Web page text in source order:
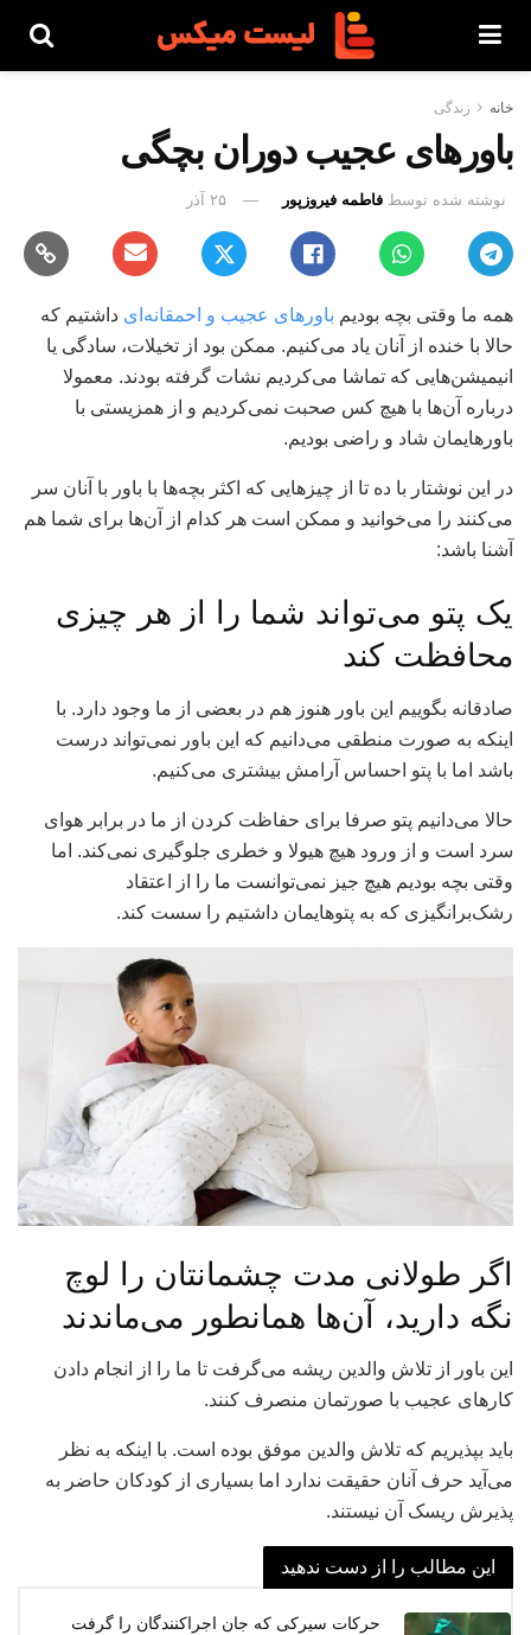
خانه زندگی
باورهای عجیب دوران بچگی
نوشته شده توسط فاطمه فیروزپور ۲۵ آذر
همه ما وقتی بچه بودیم باورهای عجیب و احمقانه‌ای داشتیم که
حالا با خنده از آنان یاد می‌کنیم. ممکن بود از تخیلات، سادگی یا
انیمیشن‌هایی که تماشا می‌کردیم نشات گرفته بودند. معمولا
درباره آن‌ها با هیچ کس صحبت نمی‌کردیم و از همزیستی با
باورهایمان شاد و راضی بودیم.
در این نوشتار با ده تا از چیزهایی که اکثر بچه‌ها با باور با آنان سر
می‌کنند را می‌خوانید و ممکن است هر کدام از آن‌ها برای شما هم
آشنا باشد:
یک پتو می‌تواند شما را از هر چیزی
محافظت کند
صادقانه بگوییم این باور هنوز هم در بعضی از ما وجود دارد. با
اینکه به صورت منطقی می‌دانیم که این باور نمی‌تواند درست
باشد اما با پتو احساس آرامش بیشتری می‌کنیم.
حالا می‌دانیم پتو صرفا برای حفاظت کردن از ما در برابر هوای
سرد است و از ورود هیچ هیولا و خطری جلوگیری نمی‌کند. اما
وقتی بچه بودیم هیچ جیز نمی‌توانست ما را از اعتقاد
رشک‌برانگیزی که به پتوهایمان داشتیم را سست کند.
اگر طولانی مدت چشمانتان را لوچ
نگه دارید، آن‌ها همانطور می‌ماندند
این باور از تلاش والدین ریشه می‌گرفت تا ما را از انجام دادن
کارهای عجیب با صورتمان منصرف کنند.
باید بپذیریم که تلاش والدین موفق بوده است. با اینکه به نظر
می‌آید حرف آنان حقیقت ندارد اما بسیاری از کودکان حاضر به
پذیرش ریسک آن نیستند.
این مطالب را از دست ندهید
حرکات سیرکی که جان اجراکنندگان را گرفت